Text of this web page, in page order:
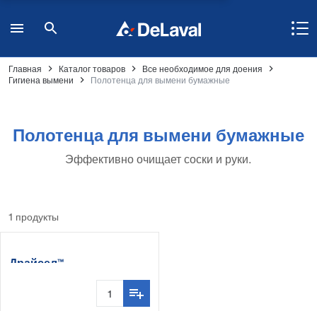
Главная Каталог товаров
Все необходимое для доения
Гигиена вымени
Полотенца для вымени бумажные
Полотенца для вымени бумажные
Эффективно очищает соски и руки.
1 продукты
Драйсел™